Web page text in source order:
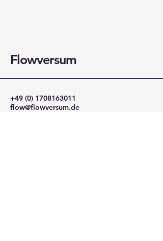
Flowversum
+49 (0) 1708163011
flow@flowversum.de